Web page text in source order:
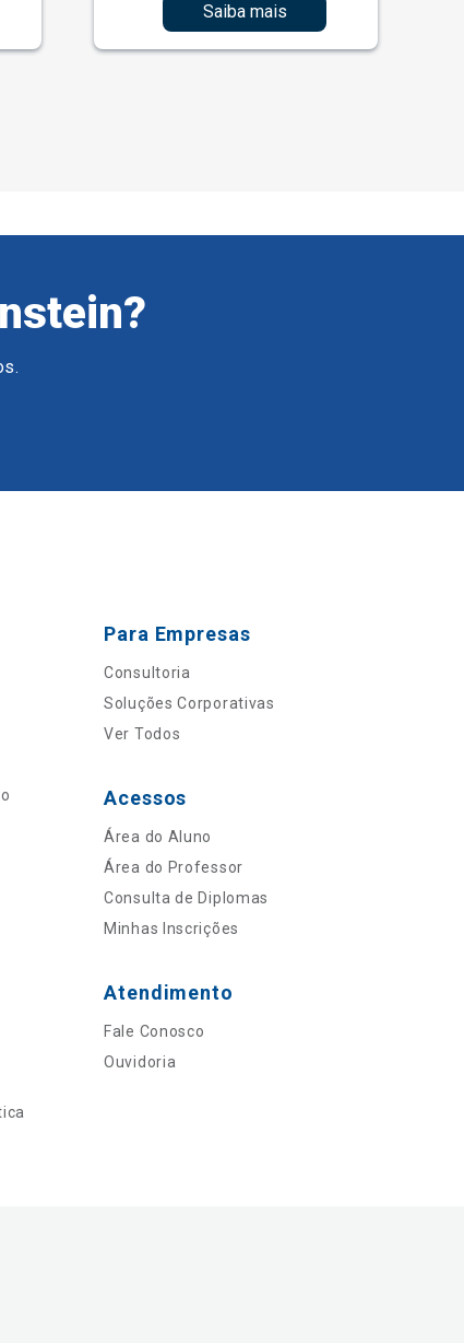
Saiba mais
Para Empresas
Consultoria
Soluções Corporativas
Ver Todos
Acessos
Área do Aluno
Área do Professor
Consulta de Diplomas
Minhas Inscrições
Atendimento
Fale Conosco
Ouvidoria